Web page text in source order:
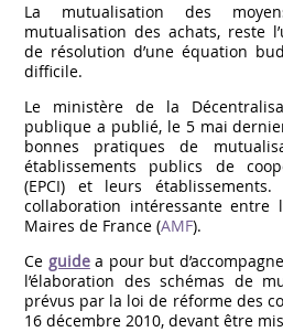
La mutualisation des
mutualisation des achats, reste
de résolution d’une équation
difficile.
Le ministère de la
publique a publié, le 5 mai
bonnes pratiques de
établissements publics de
(EPCI) et leurs établissements.
collaboration intéressante entre
Maires de France (AMF).
Ce guidea pour but
l’élaboration des schémas de
prévus par la loi de réforme des
16 décembre 2010, devant être